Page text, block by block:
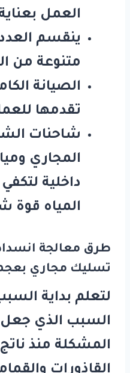
العمل
ينقسم
متنوعة من
الصيانة
تقدمها
شاحنات
المجاري
داخلية
المياه قوة
طرق معالجة
تسليك مجاري
لتعلم بداية
السبب الذي
المشكلة منذ